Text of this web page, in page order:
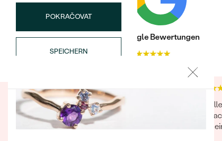
Bestseller
POKRAČOVAT
SPEICHERN
Trusted shop BewertungenGoogle Bewertungen
4.9
Toller Kundenservice. ;)
Verifizierter Kunde
Hat
für